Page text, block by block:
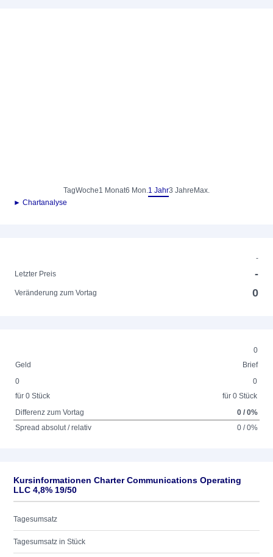
TagWoche1 Monat6 Mon.1 Jahr3 Jahre Max.
► Chartanalyse
-
Letzter Preis
-
Veränderung zum Vortag 0
0
Geld
Brief
0
für 0 Stück
0
für 0 Stück
Differenz zum Vortag
0 / 0%
Spread absolut / relativ
0 / 0%
Kursinformationen Charter Communications Operating
LLC 4,8% 19/50
Tagesumsatz
Tagesumsatz in Stück